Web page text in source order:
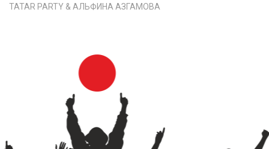
TATAR PARTY & АЛЬФИНА АЗГАМОВА